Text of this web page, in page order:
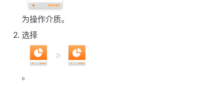
为操作介质。
选择
。